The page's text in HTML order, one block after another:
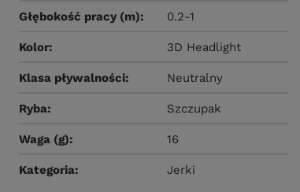
Głębokość pracy (m) 0.2-1
Kolor 3D Headlight
Klasa pływalności Neutralny
Ryba Szczupak
Waga (g) 16
Kategoria Jerki